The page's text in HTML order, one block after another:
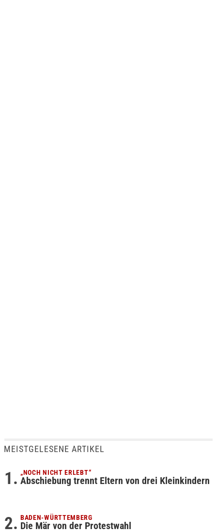
MEISTGELESENE ARTIKEL
„NOCH NICHT ERLEBT“
Abschiebung trennt Eltern von drei Kleinkindern
BADEN-WÜRTTEMBERG
Die Mär von der Protestwahl